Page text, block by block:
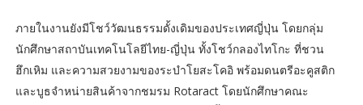
ภายในงานยังมีโชว์วัฒนธรรมดั้งเดิมของประเทศญี่ปุ่น โดยกลุ่ม
นักศึกษาสถาบันเทคโนโลยีไทย-ญี่ปุ่น ทั้งโชว์กลองไทโกะ ที่ชวน
ฮึกเหิม และความสวยงามของระบำโยสะโคอิ พร้อมดนตรีอะคูสติก
และบูธจำหน่ายสินค้าจากชมรม Rotaract โดยนักศึกษาคณะ